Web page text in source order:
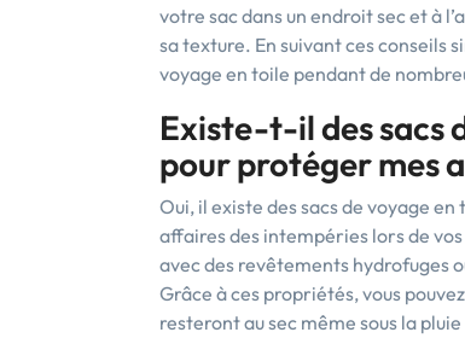
votre sac dans un endroit sec et à
sa texture. En suivant ces conseils
voyage en toile pendant de
Existe-t-il des sacs
pour protéger mes
Oui, il existe des sacs de voyage
affaires des intempéries lors de
avec des revêtements hydrofuges
Grâce à ces propriétés, vous
resteront au sec même sous la